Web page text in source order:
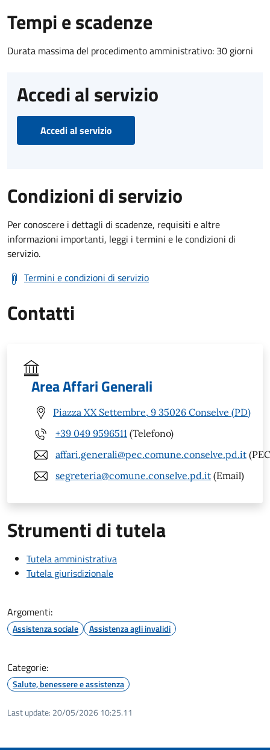
Tempi e scadenze
Durata massima del procedimento amministrativo: 30 giorni
Accedi al servizio
Accedi al servizio
Condizioni di servizio
Per conoscere i dettagli di scadenze, requisiti e altre
informazioni importanti, leggi i termini e le condizioni di
servizio.
Termini e condizioni di servizio
Contatti
Area Affari Generali
Piazza XX Settembre, 9 35026 Conselve (PD)
+39 049 9596511 (Telefono)
affari.generali@pec.comune.conselve.pd.it
segreteria@comune.conselve.pd.it (Email)
Strumenti di tutela
Tutela amministrativa
Tutela giurisdizionale
Argomenti:
Assistenza sociale Assistenza agli invalidi
Categorie:
Salute, benessere e assistenza
Last update: 20/05/2026 10:25.11